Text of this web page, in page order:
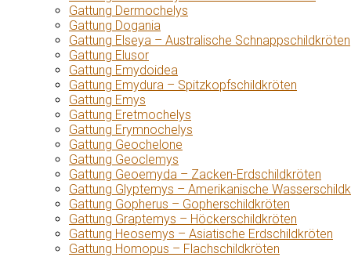
Gattung Dermochelys
Gattung Dogania
Gattung Elseya – Australische Schnappschildkröten
Gattung Elusor
Gattung Emydoidea
Gattung Emydura – Spitzkopfschildkröten
Gattung Emys
Gattung Eretmochelys
Gattung Erymnochelys
Gattung Geochelone
Gattung Geoclemys
Gattung Geoemyda – Zacken-Erdschildkröten
Gattung Glyptemys – Amerikanische
Gattung Gopherus – Gopherschildkröten
Gattung Graptemys – Höckerschildkröten
Gattung Heosemys – Asiatische Erdschildkröten
Gattung Homopus – Flachschildkröten